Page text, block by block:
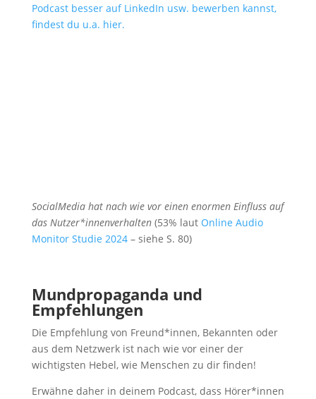
Podcast besser auf LinkedIn usw. bewerben kannst,
findest du u.a. hier.
SocialMedia hat nach wie vor einen enormen Einfluss auf
das Nutzer*innenverhalten(53% laut Online Audio
Monitor Studie 2024– siehe S. 80)
Mundpropaganda und
Empfehlungen
Die Empfehlung von Freund*innen, Bekannten oder
aus dem Netzwerk ist nach wie vor einer der
wichtigsten Hebel, wie Menschen zu dir finden!
Erwähne daher in deinem Podcast, dass Hörer*innen